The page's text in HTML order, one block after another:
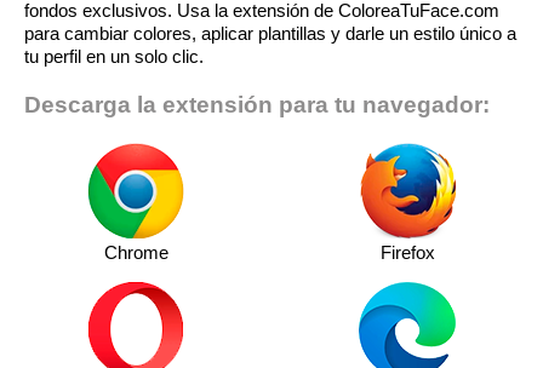
fondos exclusivos. Usa la extensión de ColoreaTuFace.com
para cambiar colores, aplicar plantillas y darle un estilo único a
tu perfil en un solo clic.
Descarga la extensión para tu navegador:
Chrome Firefox